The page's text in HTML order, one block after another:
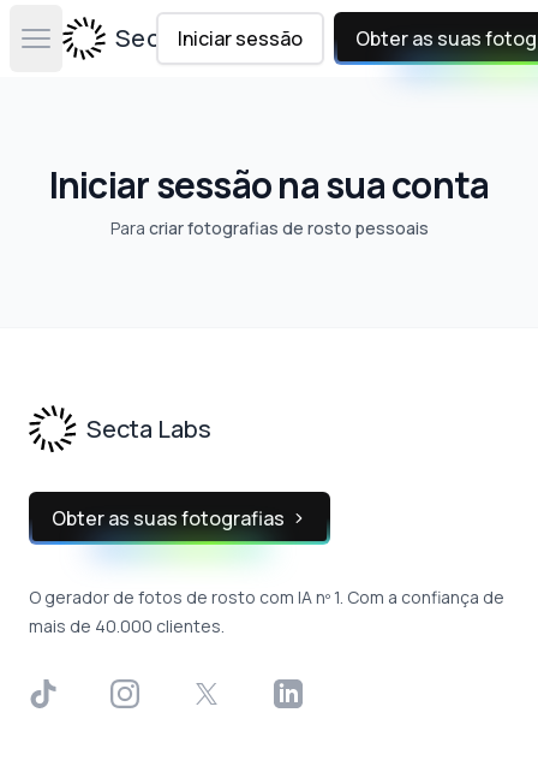
Open main menuSecta Labs
Iniciar sessão Obter as suas
Iniciar sessão na sua conta
Para criar fotografias de rosto pessoais
Secta Labs
Obter as suas fotografias
O gerador de fotos de rosto com IA nº 1. Com a confiança de
mais de 40.000 clientes.
TikTok InstagramX LinkedIn